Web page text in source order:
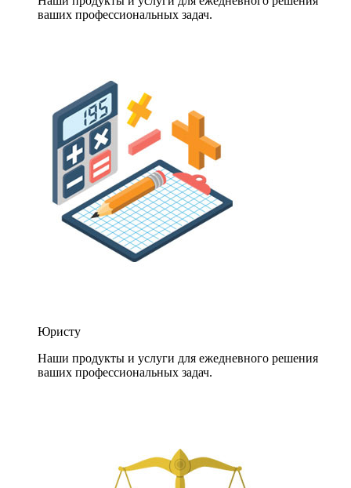
ваших профессиональных задач.
Юристу
Наши продукты и услуги для ежедневного решения
ваших профессиональных задач.